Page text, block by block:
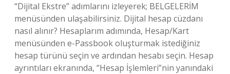
“Dijital Ekstre” adımlarını izleyerek; BELGELERİM
menüsünden ulaşabilirsiniz. Dijital hesap cüzdanı
nasıl alınır? Hesaplarım adımında, Hesap/Kart
menüsünden e-Passbook oluşturmak istediğiniz
hesap türünü seçin ve ardından hesabı seçin. Hesap
ayrıntıları ekranında, “Hesap İşlemleri”nin yanındaki